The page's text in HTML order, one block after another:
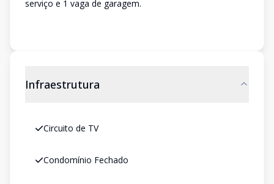
serviço e 1 vaga de garagem.
Infraestrutura
Circuito de TV
Condomínio Fechado